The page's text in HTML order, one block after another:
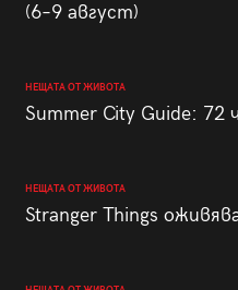
(6–9 август)
НЕЩАТА ОТ ЖИВОТА
Summer City Guide: 72
НЕЩАТА ОТ ЖИВОТА
Stranger Things